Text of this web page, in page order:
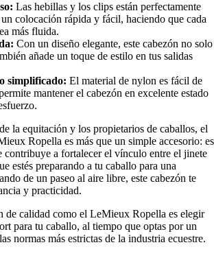
Las hebillas y los clips están perfectamente
un colocación rápida y fácil, haciendo que cada
más fluida.
Con un diseño elegante, este cabezón no solo
añade un toque de estilo en tus salidas
simplificado: El material de nylon es fácil de
mantener el cabezón en excelente estado
la equitación y los propietarios de caballos, el
Ropella es más que un simple accesorio: es
contribuye a fortalecer el vínculo entre el jinete
estés preparando a tu caballo para una
de un paseo al aire libre, este cabezón te
y practicidad.
de calidad como el LeMieux Ropella es elegir
para tu caballo, al tiempo que optas por un
normas más estrictas de la industria ecuestre.